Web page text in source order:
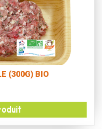
(300G) BIO